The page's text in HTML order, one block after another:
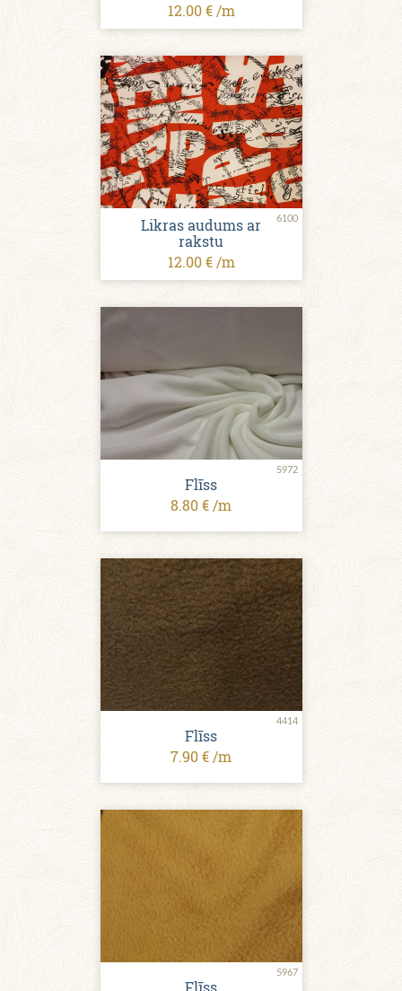
12.00 € /m
6100
Likras audums ar
rakstu
12.00 € /m
5972
Flīss
8.80 € /m
4414
Flīss
7.90 € /m
5967
Flīss